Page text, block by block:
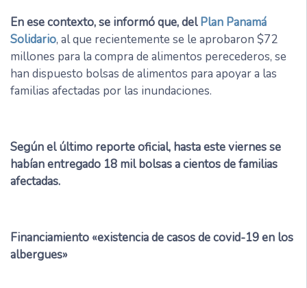
En ese contexto, se informó que, delPlan Panamá
Solidario, al que recientemente se le aprobaron $72
millones para la compra de alimentos perecederos, se
han dispuesto bolsas de alimentos para apoyar a las
familias afectadas por las inundaciones.
Según el último reporte oficial, hasta este viernes se
habían entregado 18 mil bolsas a cientos de familias
afectadas.
Financiamiento «existencia de casos de covid-19 en los
albergues»